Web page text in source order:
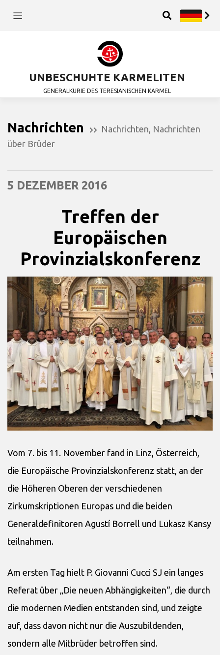
UNBESCHUHTE KARMELITEN
GENERALKURIE DES TERESIANISCHEN KARMEL
Nachrichten Nachrichten Nachrichten
über Brüder
5 DEZEMBER 2016
Treffen der
Europäischen
Provinzialskonferenz
Vom 7. bis 11. November fand in Linz, Österreich,
die Europäische Provinzialskonferenz statt, an der
die Höheren Oberen der verschiedenen
Zirkumskriptionen Europas und die beiden
Generaldefinitoren Agustí Borrell und Lukasz Kansy
teilnahmen.
Am ersten Tag hielt P. Giovanni Cucci SJ ein langes
Referat über „Die neuen Abhängigkeiten“, die durch
die modernen Medien entstanden sind, und zeigte
auf, dass davon nicht nur die Auszubildenden,
sondern alle Mitbrüder betroffen sind.